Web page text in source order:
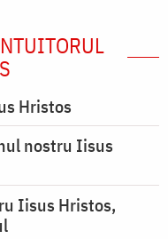
Hristos
nostru Iisus
Iisus Hristos,